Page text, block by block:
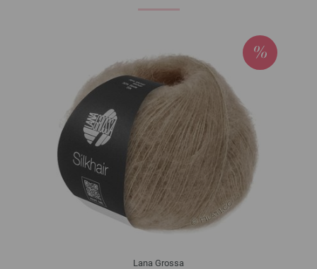
2203 | EAN: 4033493368513
2204 | EAN: 4033493368520
2205 | EAN: 4033493368537
2206 | EAN: 4033493368544
2207 | EAN: 4033493368551
2208 | EAN: 4033493368568
2209 | EAN: 4033493389334
2210 | EAN: 4033493389341
2211 | EAN: 4033493389358
Lana Grossa